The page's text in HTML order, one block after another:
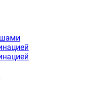
трёхфазные с
трёхфазные
INNORED
вентиляция
редукторы
INNORED в
INNORED
INNORED MC